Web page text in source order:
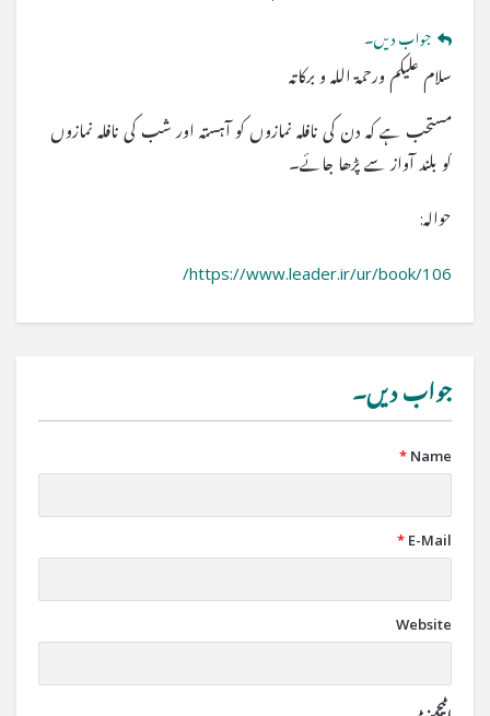
جواب دیں۔
سلام علیکم ورحمۃ اللہ و برکاتہ
مستحب ہے کہ دن کی نافلہ نمازوں کو آہستہ اور شب کی نافلہ نمازوں
کو بلند آواز سے پڑھا جائے۔
حوالہ:
https://www.leader.ir/ur/book/106/
جواب دیں۔
Name
*
E-Mail
*
Website